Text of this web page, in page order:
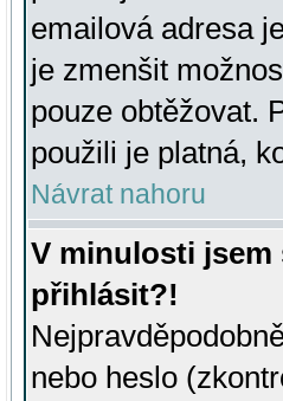
emailová adresa
je zmenšit
pouze obtěžovat.
použili je platná,
Návrat nahoru
V minulosti jsem
přihlásit?!
nebo heslo